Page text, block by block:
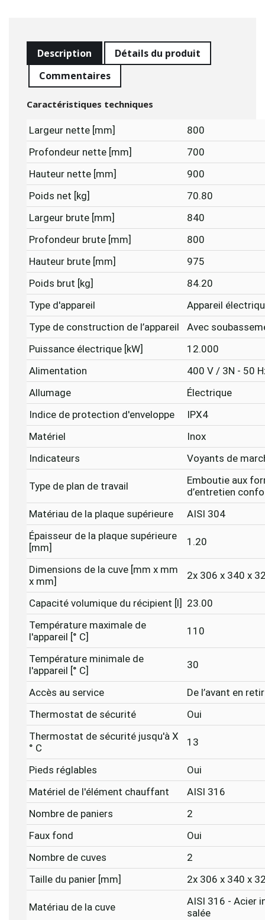
Description
Détails du produit
Commentaires
Caractéristiques techniques
Largeur nette [mm]
800
Profondeur nette [mm]
700
Hauteur nette [mm]
900
Poids net [kg]
70.80
Largeur brute [mm]
840
Profondeur brute [mm]
800
Hauteur brute [mm]
975
Poids brut [kg]
84.20
Type d'appareil
Appareil
Type de construction de l’appareil
Avec
Puissance électrique [kW]
12.000
Alimentation
400 V / 3N - 50
Allumage
Électrique
Indice de protection d'enveloppe
IPX4
Matériel
Inox
Indicateurs
Voyants de
Type de plan de travail
Emboutie aux
d’entretien
Matériau de la plaque supérieure
AISI 304
Épaisseur de la plaque supérieure
[mm]
1.20
Dimensions de la cuve [mm x mm
x mm]
2x 306 x 340 x
Capacité volumique du récipient [l] 23.00
Température maximale de
l'appareil [° C]
110
Température minimale de
l'appareil [° C]
30
Accès au service
De l’avant en
Thermostat de sécurité
Oui
Thermostat de sécurité jusqu'à X
° C
13
Pieds réglables
Oui
Matériel de l'élément chauffant
AISI 316
Nombre de paniers
2
Faux fond
Oui
Nombre de cuves
2
Taille du panier [mm]
2x 306 x 340 x
Matériau de la cuve
AISI 316 - Acier
salée